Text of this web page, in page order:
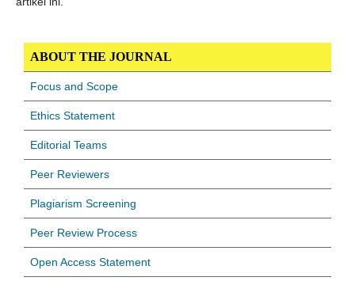
ABOUT THE JOURNAL
Focus and Scope
Ethics Statement
Editorial Teams
Peer Reviewers
Plagiarism Screening
Peer Review Process
Open Access Statement